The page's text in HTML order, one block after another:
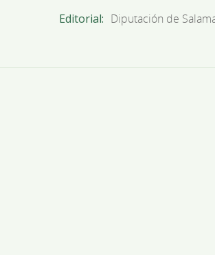
Editorial
Diputación de